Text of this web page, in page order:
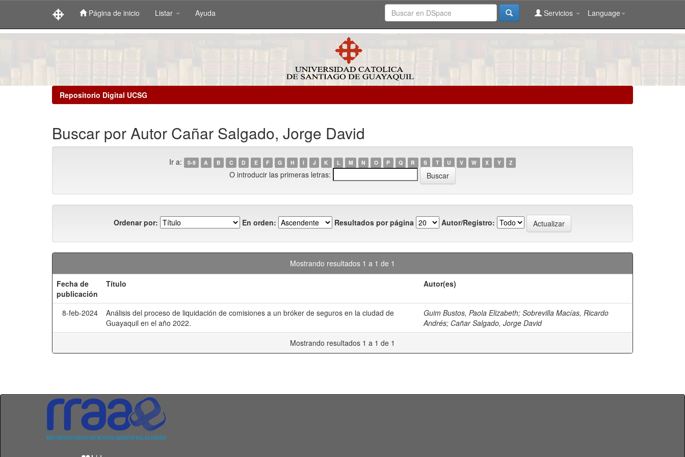
Página de inicio Listar Ayuda Language
Servicios
Repositorio Digital UCSG
Buscar por Autor Cañar Salgado, Jorge David
Ir a: 0-9 A B C D E F G H I J K L M N O P Q R S T U V W X Y Z
O introducir las primeras letras:
Ordenar por: En orden: Resultados por página Autor/Registro:
Mostrando resultados 1 a 1 de 1
Fecha de
publicación
Título Autor(es)
8-feb-2024
Análisis del proceso de liquidación de comisiones a un bróker de seguros en la ciudad de
Guayaquil en el año 2022.
Guim Bustos, Paola Elizabeth; Sobrevilla Macías, Ricardo
Andrés; Cañar Salgado, Jorge David
Mostrando resultados 1 a 1 de 1